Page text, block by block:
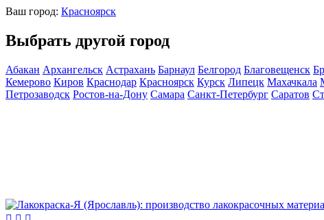
Ваш город: Красноярск
Выбрать другой город
Абакан Архангельск Астрахань Барнаул Белгород Благовещенск
Кемерово Киров Краснодар Красноярск Курск Липецк Махачкала
Петрозаводск Ростов-на-Дону Самара Санкт-Петербург Саратов